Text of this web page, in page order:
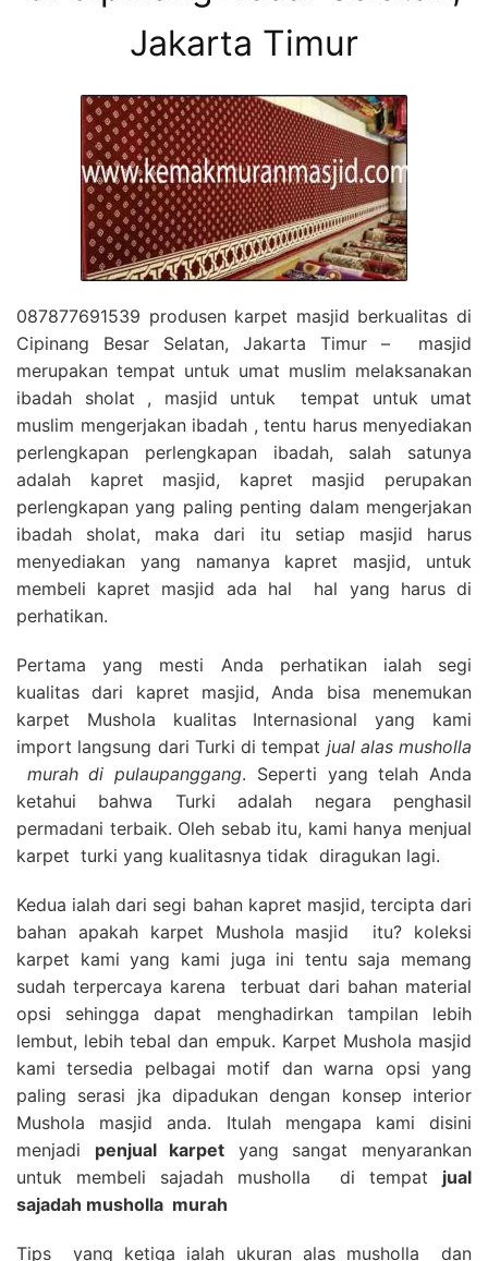
Jakarta Timur
087877691539 produsen karpet masjid berkualitas di
Cipinang Besar Selatan, Jakarta Timur – masjid
merupakan tempat untuk umat muslim melaksanakan
ibadah sholat , masjid untuk tempat untuk umat
muslim mengerjakan ibadah , tentu harus menyediakan
perlengkapan perlengkapan ibadah, salah satunya
adalah kapret masjid, kapret masjid perupakan
perlengkapan yang paling penting dalam mengerjakan
ibadah sholat, maka dari itu setiap masjid harus
menyediakan yang namanya kapret masjid, untuk
membeli kapret masjid ada hal hal yang harus di
perhatikan.
Pertama yang mesti Anda perhatikan ialah segi
kualitas dari kapret masjid, Anda bisa menemukan
karpet Mushola kualitas Internasional yang kami
import langsung dari Turki di tempat jual alas musholla
murah di pulaupanggang. Seperti yang telah Anda
ketahui bahwa Turki adalah negara penghasil
permadani terbaik. Oleh sebab itu, kami hanya menjual
karpet turki yang kualitasnya tidak diragukan lagi.
Kedua ialah dari segi bahan kapret masjid, tercipta dari
bahan apakah karpet Mushola masjid itu? koleksi
karpet kami yang kami juga ini tentu saja memang
sudah terpercaya karena terbuat dari bahan material
opsi sehingga dapat menghadirkan tampilan lebih
lembut, lebih tebal dan empuk. Karpet Mushola masjid
kami tersedia pelbagai motif dan warna opsi yang
paling serasi jka dipadukan dengan konsep interior
Mushola masjid anda. Itulah mengapa kami disini
menjadi penjual karpet yang sangat menyarankan
untuk membeli sajadah musholla di tempat jual
sajadah musholla murah
Tips yang ketiga ialah ukuran alas musholla dan